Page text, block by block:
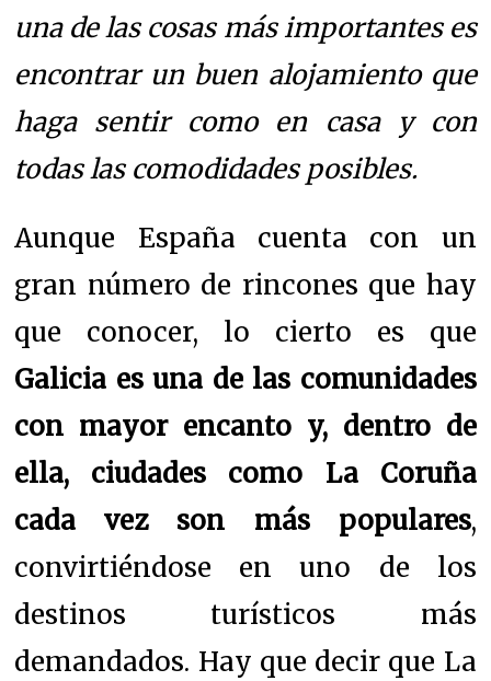
una de las cosas más importantes es
encontrar un buen alojamiento que
haga sentir como en casa y con
todas las comodidades posibles.
Aunque España cuenta con un
gran número de rincones que hay
que conocer, lo cierto es que
Galicia es una de las comunidades
con mayor encanto y, dentro de
ella, ciudades como La Coruña
cada vez son más populares,
convirtiéndose en uno de los
destinos turísticos más
demandados. Hay que decir que La